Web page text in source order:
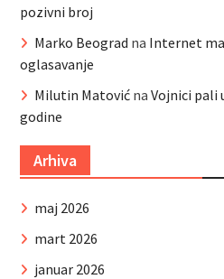
pozivni broj
Marko Beograd na Internet
oglasavanje
Milutin Matovićna Vojnici pali
godine
Arhiva
maj 2026
mart 2026
januar 2026